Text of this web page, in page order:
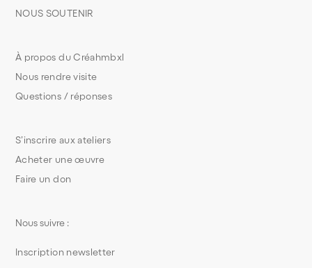
S’inscrire aux ateliers
Acheter une œuvre
Faire un don
À propos du Créahmbxl
Nous rendre visite
Questions / réponses
NOUS SOUTENIR
Nous suivre :
Inscription newsletter